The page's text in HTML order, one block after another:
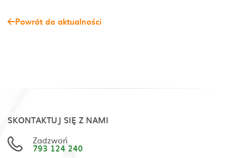
Powrót do aktualności
SKONTAKTUJ SIĘ Z NAMI
Zadzwoń
793 124 240